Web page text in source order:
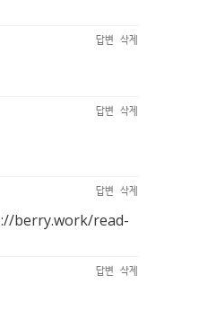
답변 삭제
답변 삭제
답변 삭제
berry.work/read-
답변 삭제